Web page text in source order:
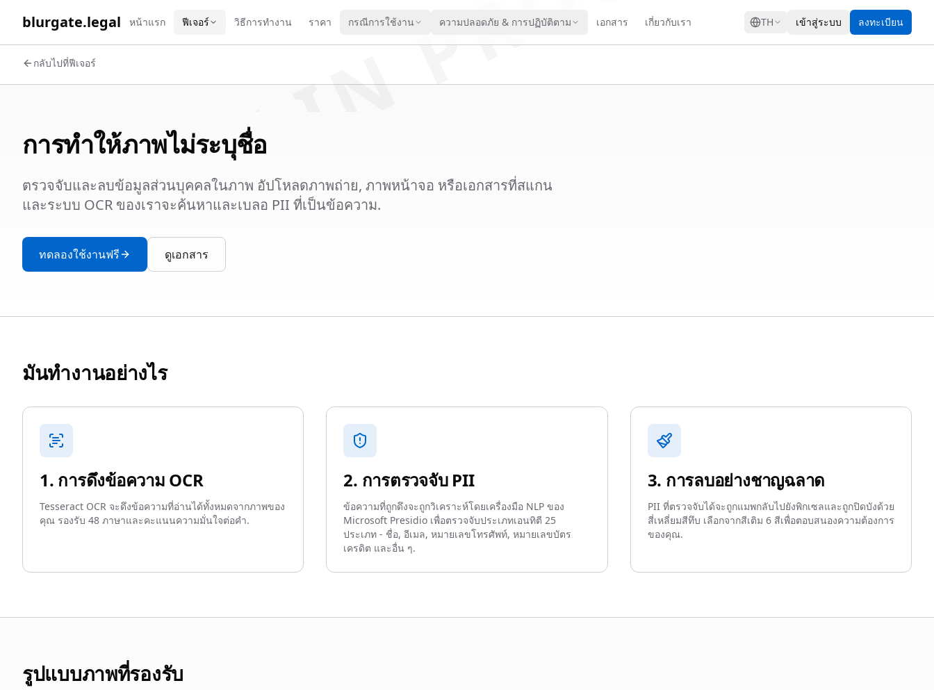
blurgate.legal หน้าแรก ฟีเจอร์ วิธีการทำงาน ราคา กรณีการใช้งาน ความปลอดภัย & การปฏิบัติตาม เอกสาร เกี่ยวกับเรา TH เข้าสู่ระบบ ลงทะเบียน
กลับไปที่ฟีเจอร์
การทำให้ภาพไม่ระบุชื่อ
ตรวจจับและลบข้อมูลส่วนบุคคลในภาพ อัปโหลดภาพถ่าย, ภาพหน้าจอ หรือเอกสารที่สแกน
และระบบ OCR ของเราจะค้นหาและเบลอ PII ที่เป็นข้อความ.
ทดลองใช้งานฟรี ดูเอกสาร
มันทำงานอย่างไร
1. การดึงข้อความ OCR
Tesseract OCR จะดึงข้อความที่อ่านได้ทั้งหมดจากภาพของ
คุณ รองรับ 48 ภาษาและคะแนนความมั่นใจต่อคำ.
2. การตรวจจับ PII
ข้อความที่ถูกดึงจะถูกวิเคราะห์โดยเครื่องมือ NLP ของ
Microsoft Presidio เพื่อตรวจจับประเภทเอนทิตี 25
ประเภท - ชื่อ, อีเมล, หมายเลขโทรศัพท์, หมายเลขบัตร
เครดิต และอื่น ๆ.
3. การลบอย่างชาญฉลาด
PII ที่ตรวจจับได้จะถูกแมพกลับไปยังพิกเซลและถูกปิดบังด้วย
สี่เหลี่ยมสีทึบ เลือกจากสีเติม 6 สีเพื่อตอบสนองความต้องการ
ของคุณ.
รูปแบบภาพที่รองรับ